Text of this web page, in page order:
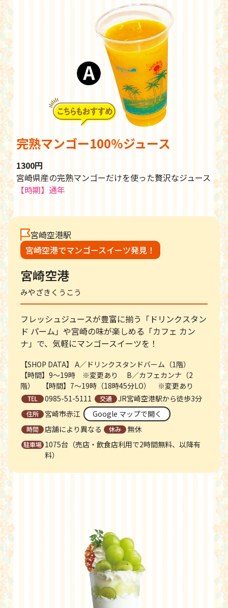
完熟マンゴー100%ジュース
1300円
宮崎県産の完熟マンゴーだけを使った贅沢なジュース
【時期】通年
宮崎空港駅
宮崎空港でマンゴースイーツ発見！
宮崎空港
みやざきくうこう
フレッシュジュースが豊富に揃う「ドリンクスタン
ド パーム」や宮崎の味が楽しめる「カフェ カン
ナ」で、気軽にマンゴースイーツを！
【SHOP DATA】 A／ドリンクスタンドバーム（1階）
【時間】9～19時　※変更あり 　B／カフェカンナ（2
階）　【時間】7～19時（18時45分LO）　※変更あり
0985-51-5111
JR宮崎空港駅から徒歩3分
宮崎市赤江
Google マップで開く
店舗により異なる
無休
1075台（売店・飲食店利用で2時間無料、以降有
料）